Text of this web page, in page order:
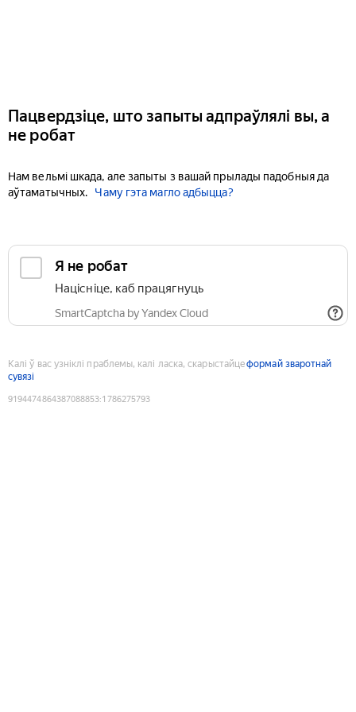
Пацвердзіце, што запыты адпраўлялі вы, а
не робат
Нам вельмі шкада, але запыты з вашай прылады падобныя да
аўтаматычных.
Чаму гэта магло адбыцца?
Я не робат
Націсніце, каб працягнуць
SmartCaptcha by Yandex Cloud
Калі ў вас узніклі праблемы, калі ласка, скарыстайцеформай зваротнай
сувязі
9194474864387088853:1786275793